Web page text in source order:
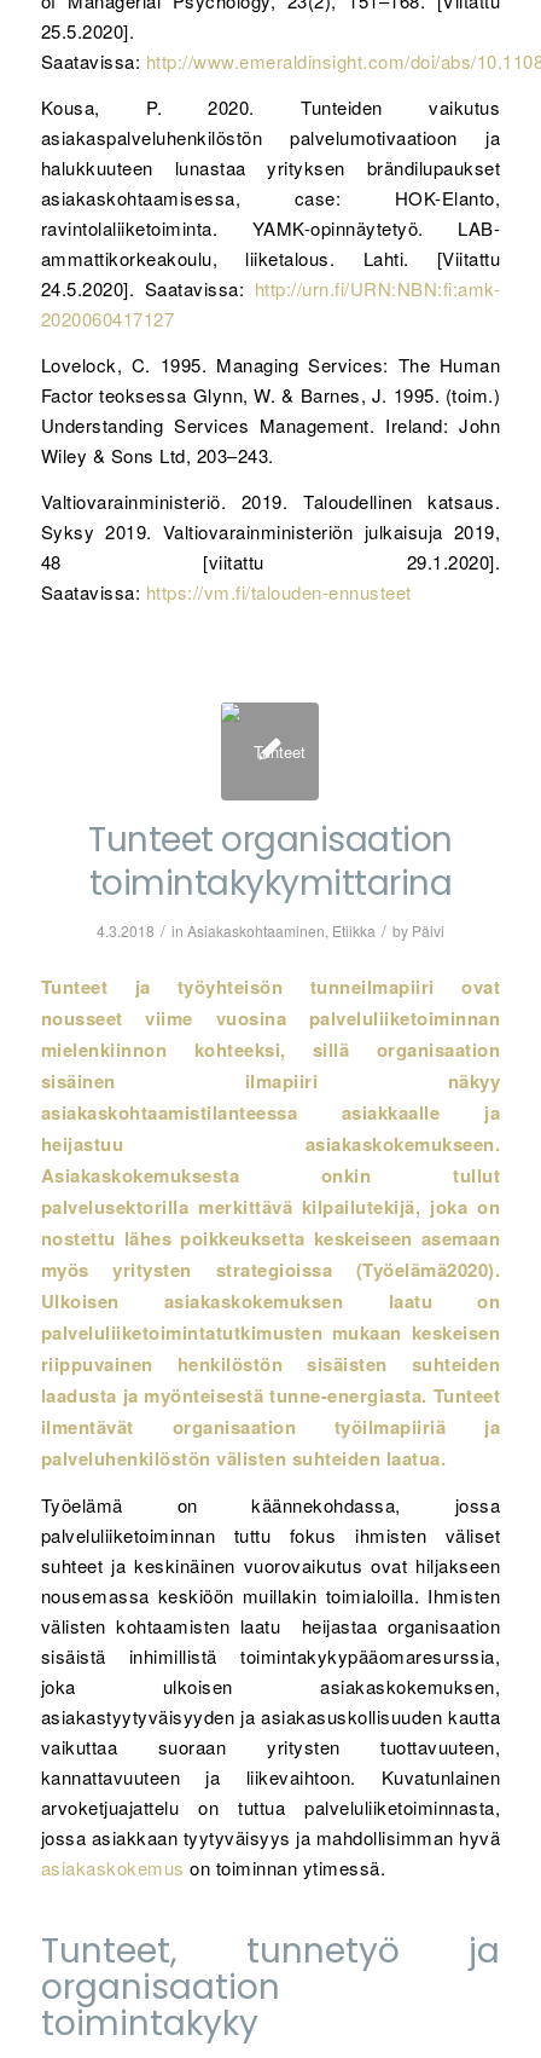
25.5.2020].
Saatavissa: http://www.emeraldinsight.com/doi/abs/
Kousa, P. 2020. Tunteiden vaikutus
asiakaspalveluhenkilöstön palvelumotivaatioon ja
halukkuuteen lunastaa yrityksen brändilupaukset
asiakaskohtaamisessa, case: HOK-Elanto,
ravintolaliiketoiminta. YAMK-opinnäytetyö. LAB-
ammattikorkeakoulu, liiketalous. Lahti. [Viitattu
24.5.2020]. Saatavissa: http://urn.fi/URN:NBN:fi:amk-
2020060417127
Lovelock, C. 1995. Managing Services: The Human
Factor teoksessa Glynn, W. & Barnes, J. 1995. (toim.)
Understanding Services Management. Ireland: John
Wiley & Sons Ltd, 203–243.
Valtiovarainministeriö. 2019. Taloudellinen katsaus.
Syksy 2019. Valtiovarainministeriön julkaisuja 2019,
48 [viitattu 29.1.2020].
Saatavissa: https://vm.fi/talouden-ennusteet
Tunteet organisaation
toimintakykymittarina
4.3.2018 / in Asiakaskohtaaminen, Etiikka / by Päivi
Tunteet ja työyhteisön tunneilmapiiri ovat
nousseet viime vuosina palveluliiketoiminnan
mielenkiinnon kohteeksi, sillä organisaation
sisäinen ilmapiiri näkyy
asiakaskohtaamistilanteessa asiakkaalle ja
heijastuu asiakaskokemukseen.
Asiakaskokemuksesta onkin tullut
palvelusektorilla merkittävä kilpailutekijä, joka on
nostettu lähes poikkeuksetta keskeiseen asemaan
myös yritysten strategioissa (Työelämä2020).
Ulkoisen asiakaskokemuksen laatu on
palveluliiketoimintatutkimusten mukaan keskeisen
riippuvainen henkilöstön sisäisten suhteiden
laadusta ja myönteisestä tunne-energiasta. Tunteet
ilmentävät organisaation työilmapiiriä ja
palveluhenkilöstön välisten suhteiden laatua.
Työelämä on käännekohdassa, jossa
palveluliiketoiminnan tuttu fokus ihmisten väliset
suhteet ja keskinäinen vuorovaikutus ovat hiljakseen
nousemassa keskiöön muillakin toimialoilla. Ihmisten
välisten kohtaamisten laatu heijastaa organisaation
sisäistä inhimillistä toimintakykypääomaresurssia,
joka ulkoisen asiakaskokemuksen,
asiakastyytyväisyyden ja asiakasuskollisuuden kautta
vaikuttaa suoraan yritysten tuottavuuteen,
kannattavuuteen ja liikevaihtoon. Kuvatunlainen
arvoketjuajattelu on tuttua palveluliiketoiminnasta,
jossa asiakkaan tyytyväisyys ja mahdollisimman hyvä
asiakaskokemuson toiminnan ytimessä.
Tunteet, tunnetyö ja
organisaation
toimintakyky